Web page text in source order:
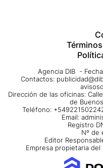
Agencia DIB -
Contactos:
Dirección de las oficinas:
de
Teléfono:
Email:
Registro
Nº de
Editor
Empresa propietaria del